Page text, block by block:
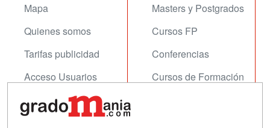
Mapa
Quienes somos
Tarifas publicidad
Acceso Usuarios
Acceso Centros
Masters y Postgrados
Cursos FP
Conferencias
Cursos de Formación